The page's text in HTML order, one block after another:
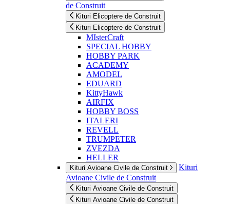
de Construit
Kituri Elicoptere de Construit
Kituri Elicoptere de Construit
MIsterCraft
SPECIAL HOBBY
HOBBY PARK
ACADEMY
AMODEL
EDUARD
KittyHawk
AIRFIX
HOBBY BOSS
ITALERI
REVELL
TRUMPETER
ZVEZDA
HELLER
Kituri Avioane Civile de Construit
Kituri
Avioane Civile de Construit
Kituri Avioane Civile de Construit
Kituri Avioane Civile de Construit